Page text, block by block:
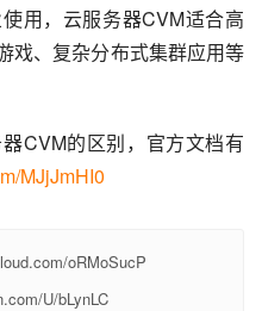
用，云服务器CVM适合高
戏、复杂分布式集群应用等
CVM的区别，官方文档有
MJjJmHI0
oRMoSucP
U/bLynLC